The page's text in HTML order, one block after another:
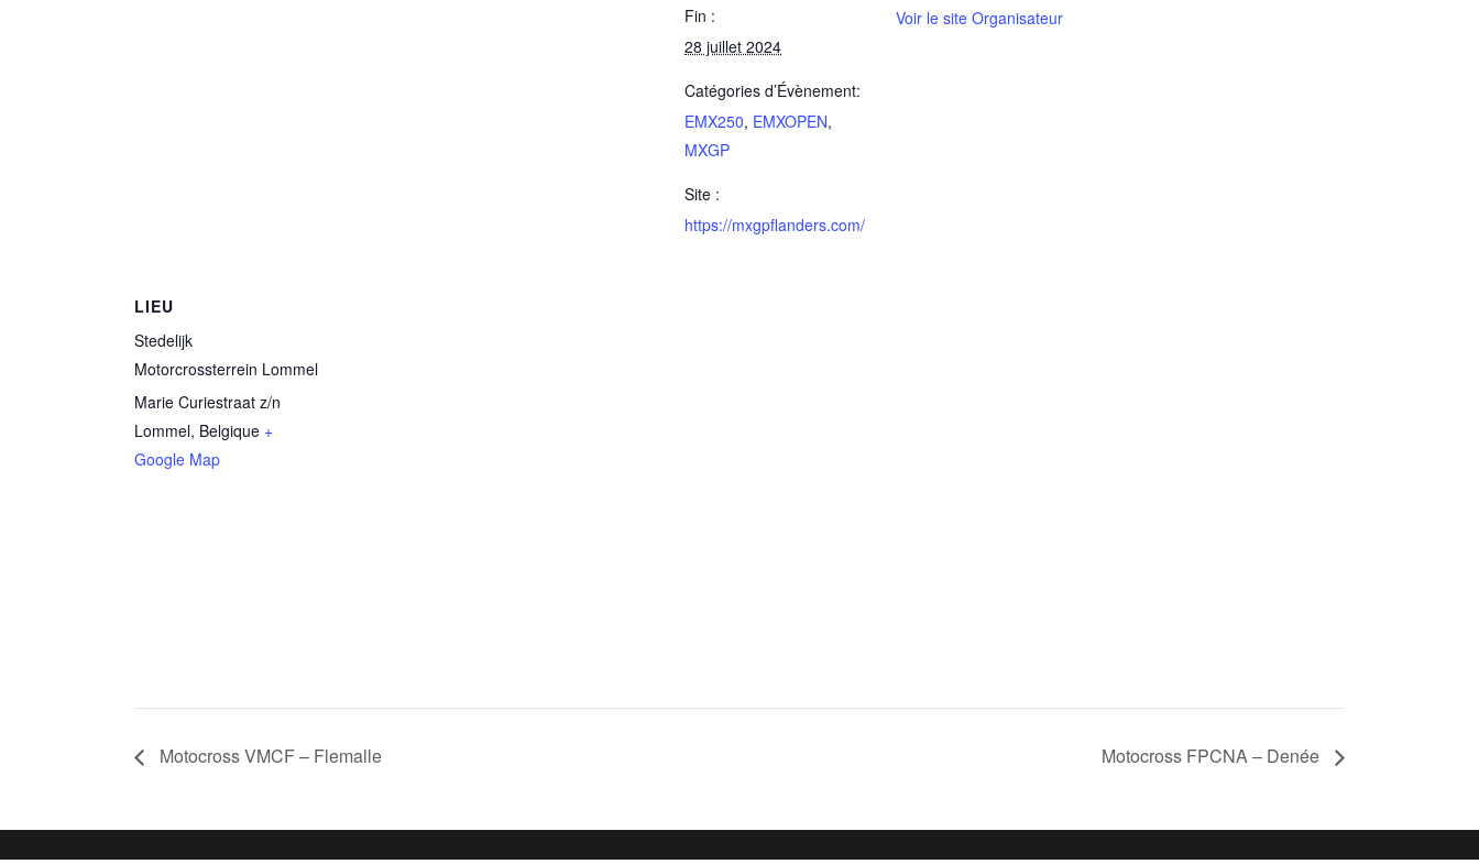
Fin :
28 juillet 2024
Catégories d’Évènement:
EMX250, EMXOPEN,
MXGP
Site :
https://mxgpflanders.com/
Voir le site Organisateur
LIEU
Stedelijk
Motorcrossterrein Lommel
Marie Curiestraat z/n
Lommel, Belgique +
Google Map
Motocross VMCF – Flemalle Motocross FPCNA – Denée